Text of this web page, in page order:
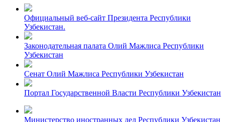
Официальный веб-сайт Президента Республики
Узбекистан.
Законодательная палата Олий Мажлиса Республики
Узбекистан
Сенат Олий Мажлиса Республики Узбекистан
Портал Государственной Власти Республики Узбекистан
Министерство иностранных дел Республики Узбекистан